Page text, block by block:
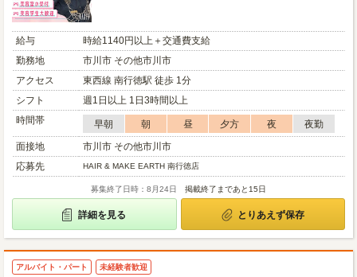
給与
時給1140円以上＋交通費支給
勤務地
市川市 その他市川市
アクセス
東西線 南行徳駅 徒歩 1分
シフト
週1日以上 1日3時間以上
時間帯
早朝 朝 昼 夕方 夜
夜勤
面接地
市川市 その他市川市
応募先
HAIR & MAKE EARTH 南行徳店
募集終了日時：8月24日 掲載終了まであと15日
詳細を見る とりあえず保存
アルバイト・パート 未経験者歓迎